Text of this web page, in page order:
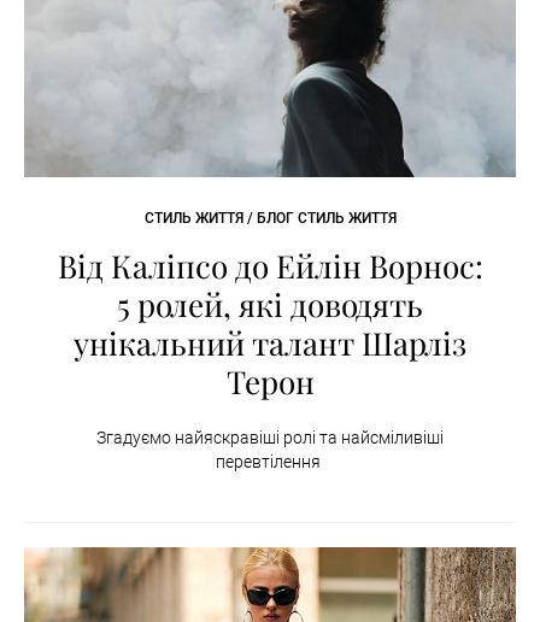
СТИЛЬ ЖИТТЯ / БЛОГ СТИЛЬ ЖИТТЯ
Від Каліпсо до Ейлін Ворнос:
5 ролей, які доводять
унікальний талант Шарліз
Терон
Згадуємо найяскравіші ролі та найсміливіші
перевтілення